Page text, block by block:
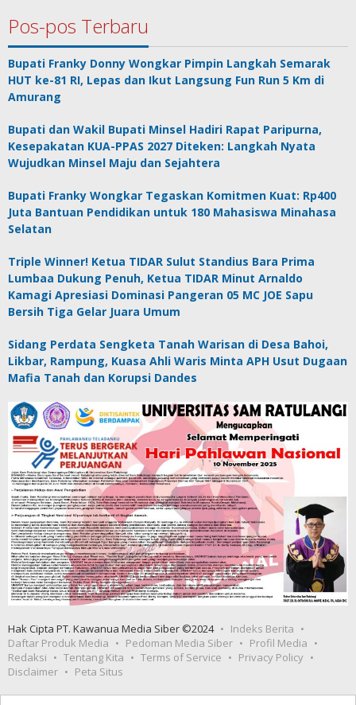
Pos-pos Terbaru
Bupati Franky Donny Wongkar Pimpin Langkah Semarak
HUT ke-81 RI, Lepas dan Ikut Langsung Fun Run 5 Km di
Amurang
Bupati dan Wakil Bupati Minsel Hadiri Rapat Paripurna,
Kesepakatan KUA-PPAS 2027 Diteken: Langkah Nyata
Wujudkan Minsel Maju dan Sejahtera
Bupati Franky Wongkar Tegaskan Komitmen Kuat: Rp400
Juta Bantuan Pendidikan untuk 180 Mahasiswa Minahasa
Selatan
Triple Winner! Ketua TIDAR Sulut Standius Bara Prima
Lumbaa Dukung Penuh, Ketua TIDAR Minut Arnaldo
Kamagi Apresiasi Dominasi Pangeran 05 MC JOE Sapu
Bersih Tiga Gelar Juara Umum
Sidang Perdata Sengketa Tanah Warisan di Desa Bahoi,
Likbar, Rampung, Kuasa Ahli Waris Minta APH Usut Dugaan
Mafia Tanah dan Korupsi Dandes
Hak Cipta PT. Kawanua Media Siber ©2024
Indeks Berita
Daftar Produk Media
Pedoman Media Siber
Profil Media
Redaksi
Tentang Kita Terms of Service
Privacy Policy
Disclaimer
Peta Situs